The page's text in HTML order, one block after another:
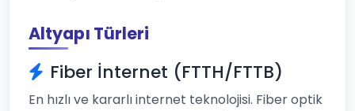
Altyapı Türleri
Fiber İnternet (FTTH/FTTB)
En hızlı ve kararlı internet teknolojisi. Fiber optik